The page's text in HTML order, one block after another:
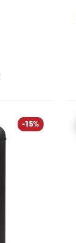
-15%